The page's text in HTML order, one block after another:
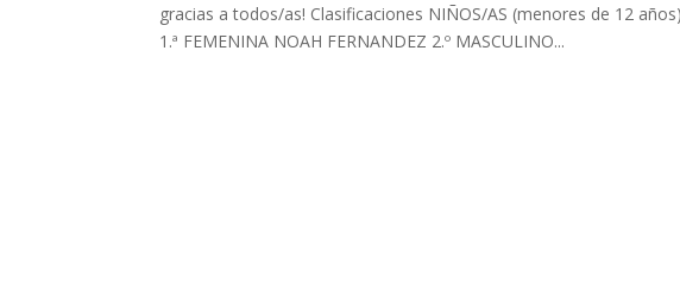
gracias a todos/as! Clasificaciones NIÑOS/AS (menores de 12
1.ª FEMENINA NOAH FERNANDEZ 2.º MASCULINO...